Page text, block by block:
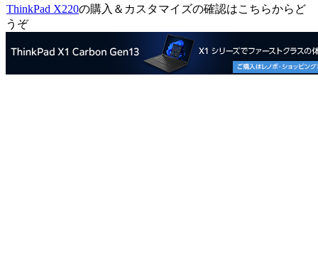
ThinkPad X220の購入＆カスタマイズの確認はこちらからど
うぞ